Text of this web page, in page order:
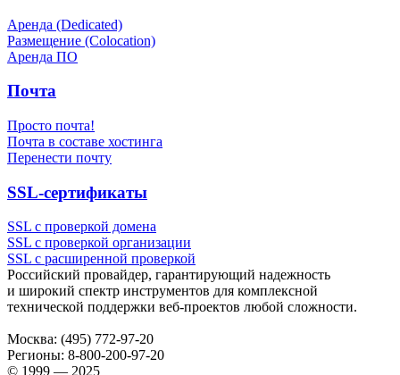
Аренда (Dedicated)
Размещение (Colocation)
Аренда ПО
Почта
Просто почта!
Почта в составе хостинга
Перенести почту
SSL-сертификаты
SSL с проверкой домена
SSL с проверкой организации
SSL с расширенной проверкой
Российский провайдер, гарантирующий надежность
и широкий спектр инструментов для комплексной
технической поддержки веб-проектов любой сложности.
Москва: (495) 772-97-20
Регионы: 8-800-200-97-20
© 1999 — 2025